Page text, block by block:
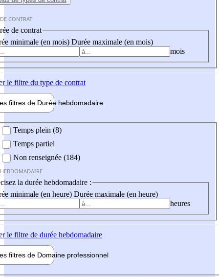
CONTRAT
de contrat
minimale (en mois) Durée maximale (en mois)
mois
le filtre du type de contrat
filtres de Durée hebdomadaire
Temps plein (8)
Temps partiel
Non renseignée (184)
la durée hebdomadaire :
minimale (en heure) Durée maximale (en heure)
heures
le filtre de durée hebdomadaire
filtres de Domaine professionnel